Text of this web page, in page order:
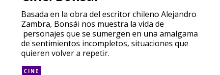
Basada en la obra del escritor chileno Alejandro
Zambra, Bonsái nos muestra la vida de
personajes que se sumergen en una amalgama
de sentimientos incompletos, situaciones que
quieren volver a repetir.
CINE